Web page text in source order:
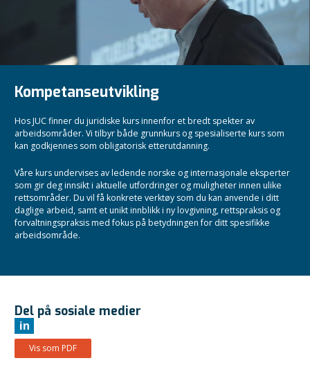
Kompetanseutvikling
Hos JUC finner du juridiske kurs innenfor et bredt spekter av
arbeidsområder. Vi tilbyr både grunnkurs og spesialiserte kurs som
kan godkjennes som obligatorisk etterutdanning.
Våre kurs undervises av ledende norske og internasjonale eksperter
som gir deg innsikt i aktuelle utfordringer og muligheter innen ulike
rettsområder. Du vil få konkrete verktøy som du kan anvende i ditt
daglige arbeid, samt et unikt innblikk i ny lovgivning, rettspraksis og
forvaltningspraksis med fokus på betydningen for ditt spesifikke
arbeidsområde.
Del på sosiale medier
in
Vis som PDF